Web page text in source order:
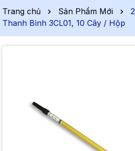
Trang chủ Sản Phẩm Mới
Thanh Bình 3CL01, 10 Cây / Hộp